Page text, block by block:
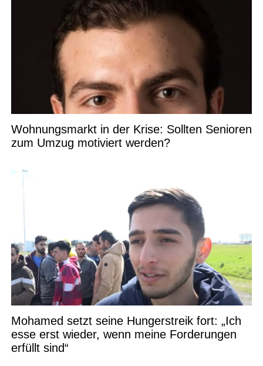
Wohnungsmarkt in der Krise: Sollten Senioren
zum Umzug motiviert werden?
Mohamed setzt seine Hungerstreik fort: „Ich
esse erst wieder, wenn meine Forderungen
erfüllt sind“